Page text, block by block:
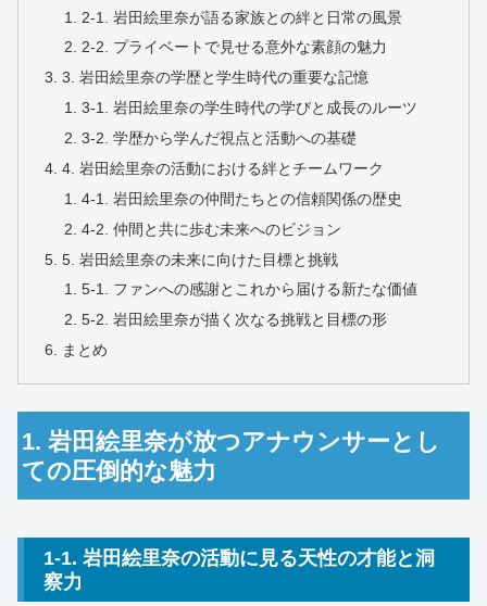
2-1. 岩田絵里奈が語る家族との絆と日常の風景
2-2. プライベートで見せる意外な素顔の魅力
3. 岩田絵里奈の学歴と学生時代の重要な記憶
3-1. 岩田絵里奈の学生時代の学びと成長のルーツ
3-2. 学歴から学んだ視点と活動への基礎
4. 岩田絵里奈の活動における絆とチームワーク
4-1. 岩田絵里奈の仲間たちとの信頼関係の歴史
4-2. 仲間と共に歩む未来へのビジョン
5. 岩田絵里奈の未来に向けた目標と挑戦
5-1. ファンへの感謝とこれから届ける新たな価値
5-2. 岩田絵里奈が描く次なる挑戦と目標の形
まとめ
1. 岩田絵里奈が放つアナウンサーとし
ての圧倒的な魅力
1-1. 岩田絵里奈の活動に見る天性の才能と洞
察力